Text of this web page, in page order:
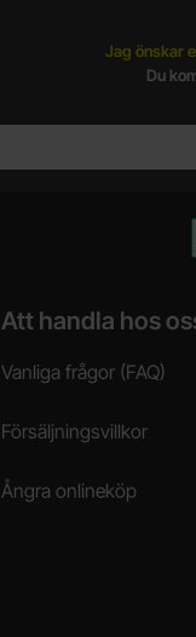
Jag önskar
Du
Att handla hos
Vanliga frågor (FAQ)
Försäljningsvillkor
Ångra onlineköp